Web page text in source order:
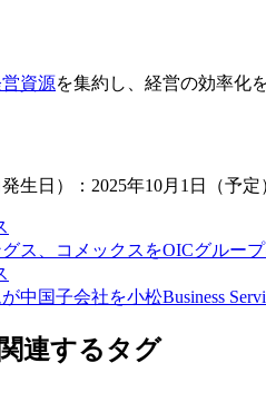
資源を集約し、経営の効率化
生日）：2025年10月1日（予定
ス、コメックスをOICグルー
中国子会社を小松Business
連するタグ